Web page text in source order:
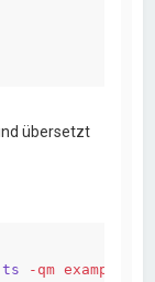
übersetzt
-qm example_de